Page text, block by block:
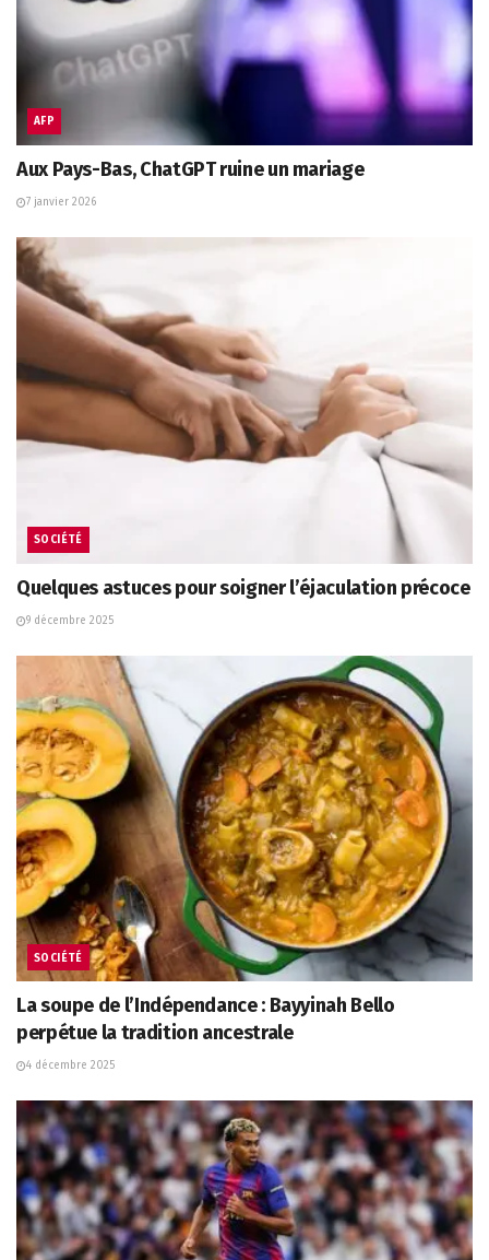
AFP
Aux Pays-Bas, ChatGPT ruine un mariage
7 janvier 2026
SOCIÉTÉ
Quelques astuces pour soigner l’éjaculation précoce
9 décembre 2025
SOCIÉTÉ
La soupe de l’Indépendance : Bayyinah Bello
perpétue la tradition ancestrale
4 décembre 2025